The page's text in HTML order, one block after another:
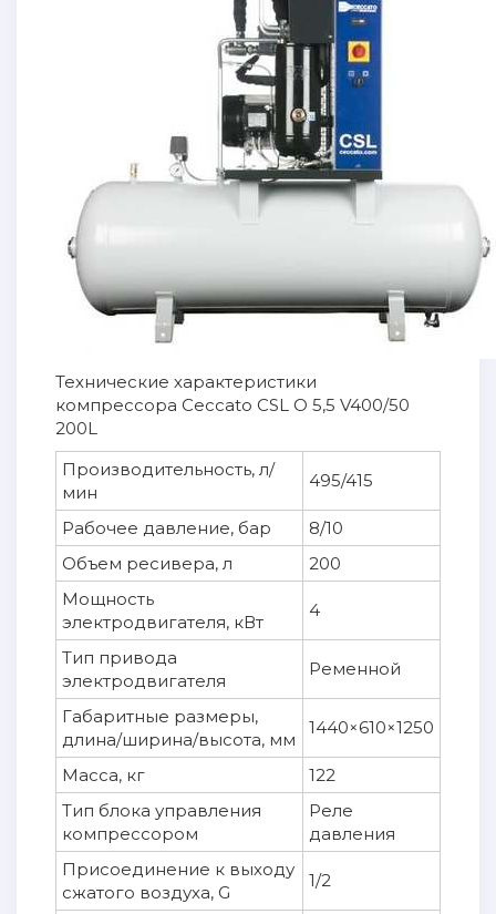
Технические характеристики
компрессора Ceccato CSL O 5,5 V400/50
200L
Производительность, л/
мин
495/415
Рабочее давление, бар
8/10
Объем ресивера, л
200
Мощность
электродвигателя, кВт
4
Тип привода
электродвигателя
Ременной
Габаритные размеры,
длина/ширина/высота, мм
1440×610×1250
Масса, кг
122
Тип блока управления
компрессором
Реле
давления
Присоединение к выходу
сжатого воздуха, G
1/2